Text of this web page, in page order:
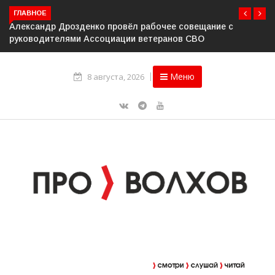
ГЛАВНОЕ
Александр Дрозденко провёл рабочее совещание с
руководителями Ассоциации ветеранов СВО
8 августа, 2026 Меню